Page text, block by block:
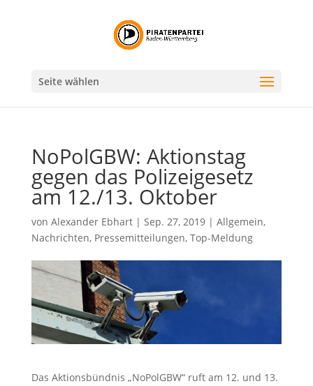
Seite wählen
NoPolGBW: Aktionstag
gegen das Polizeigesetz
am 12./13. Oktober
von Alexander Ebhart| Sep. 27, 2019| Allgemein,
Nachrichten, Pressemitteilungen, Top-Meldung
Das Aktionsbündnis „NoPolGBW“ ruft am 12. und 13.